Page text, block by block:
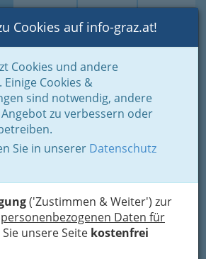
Suche Login Toggle
Cookies auf info-graz.at!
Cookies und andere
Cookies &
sind notwendig, andere
zu verbessern oder
Sie in unserer Datenschutz
('Zustimmen & Weiter') zur
personenbezogenen Daten für
unsere Seite kostenfrei
Freizeit & Sport
Vereine
und Parteien
Tiervereine
In Need
Graz